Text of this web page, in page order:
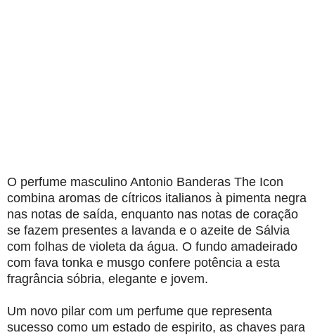
O perfume masculino Antonio Banderas The Icon
combina aromas de cítricos italianos à pimenta negra
nas notas de saída, enquanto nas notas de coração
se fazem presentes a lavanda e o azeite de Sálvia
com folhas de violeta da água. O fundo amadeirado
com fava tonka e musgo confere potência a esta
fragrância sóbria, elegante e jovem.
Um novo pilar com um perfume que representa
sucesso como um estado de espirito, as chaves para